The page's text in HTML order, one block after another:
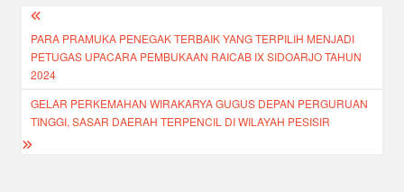
o
k
p
Navigasi
pos
PARA PRAMUKA PENEGAK TERBAIK YANG TERPILIH MENJADI
PETUGAS UPACARA PEMBUKAAN RAICAB IX SIDOARJO TAHUN
2024
GELAR PERKEMAHAN WIRAKARYA GUGUS DEPAN PERGURUAN
TINGGI, SASAR DAERAH TERPENCIL DI WILAYAH PESISIR